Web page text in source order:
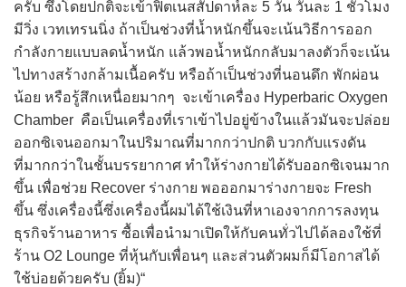
ครับ ซึ่งโดยปกติจะเข้าฟิตเนสสัปดาห์ละ 5 วัน วันละ 1 ชั่วโมง
มีวิ่ง เวทเทรนนิ่ง ถ้าเป็นช่วงที่น้ำหนักขึ้นจะเน้นวิธีการออก
กำลังกายแบบลดน้ำหนัก แล้วพอน้ำหนักกลับมาลงตัวก็จะเน้น
ไปทางสร้างกล้ามเนื้อครับ หรือถ้าเป็นช่วงที่นอนดึก พักผ่อน
น้อย หรือรู้สึกเหนื่อยมากๆ จะเข้าเครื่อง Hyperbaric Oxygen
Chamber คือเป็นเครื่องที่เราเข้าไปอยู่ข้างในแล้วมันจะปล่อย
ออกซิเจนออกมาในปริมาณที่มากกว่าปกติ บวกกับแรงดัน
ที่มากกว่าในชั้นบรรยากาศ ทำให้ร่างกายได้รับออกซิเจนมาก
ขึ้น เพื่อช่วย Recover ร่างกาย พอออกมาร่างกายจะ Fresh
ขึ้น ซึ่งเครื่องนี้ซึ่งเครื่องนี้ผมได้ใช้เงินที่หาเองจากการลงทุน
ธุรกิจร้านอาหาร ซื้อเพื่อนำมาเปิดให้กับคนทั่วไปได้ลองใช้ที่
ร้าน O2 Lounge ที่หุ้นกับเพื่อนๆ และส่วนตัวผมก็มีโอกาสได้
ใช้บ่อยด้วยครับ (ยิ้ม)“